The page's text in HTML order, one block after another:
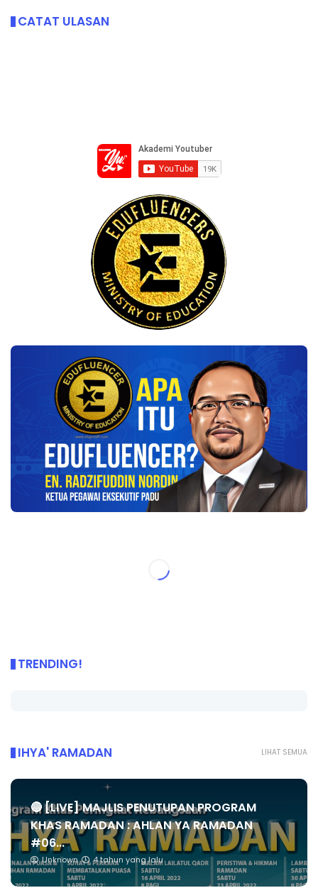
CATAT ULASAN
TRENDING!
LIHAT SEMUA
IHYA' RAMADAN
🔴 [LIVE] MAJLIS PENUTUPAN PROGRAM
KHAS RAMADAN : AHLAN YA RAMADAN
#06...
Unknown 4 tahun yang lalu